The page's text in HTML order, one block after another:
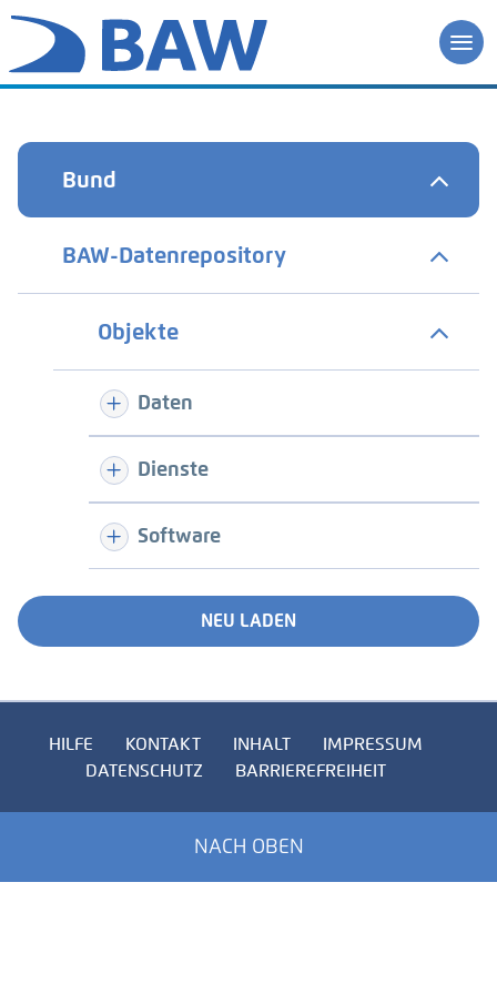
Bund
BAW-Datenrepository
Objekte
Daten
Dienste
Software
NEU LADEN
HILFE KONTAKT INHALT
IMPRESSUM
DATENSCHUTZ
BARRIEREFREIHEIT
NACH OBEN